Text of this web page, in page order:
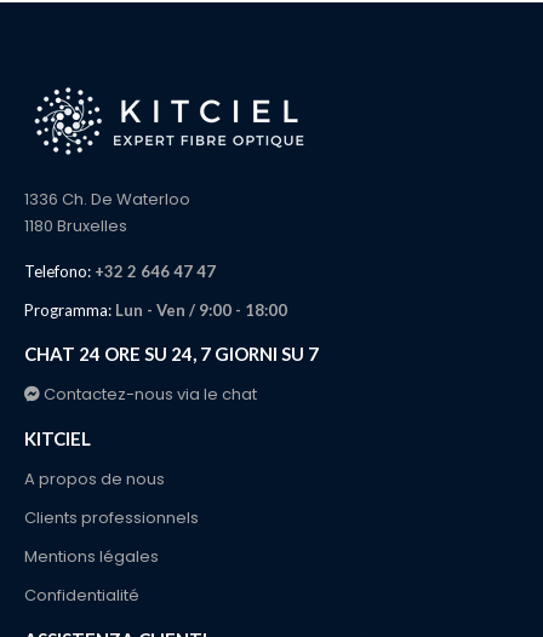
1336 Ch. De Waterloo
1180 Bruxelles
Telefono: +32 2 646 47 47
Programma: Lun - Ven / 9:00 - 18:00
CHAT 24 ORE SU 24, 7 GIORNI SU 7
Contactez-nous via le chat
KITCIEL
A propos de nous
Clients professionnels
Mentions légales
Confidentialité